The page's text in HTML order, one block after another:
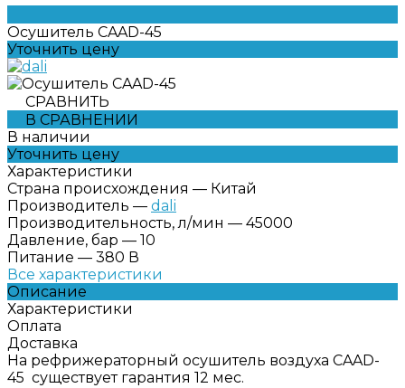
Осушитель CAAD-45
Уточнить цену
СРАВНИТЬ
В СРАВНЕНИИ
В наличии
Уточнить цену
Характеристики
Страна происхождения — Китай
Производитель — dali
Производительность, л/мин — 45000
Давление, бар — 10
Питание — 380 В
Все характеристики
Описание
Характеристики
Оплата
Доставка
На рефрижераторный осушитель воздуха CAAD-
45 существует гарантия 12 мес.